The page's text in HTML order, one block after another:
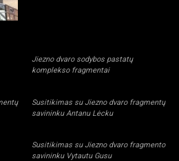
Jiezno dvaro sodybos pastatų
komplekso fragmentai
Susitikimas su Jiezno dvaro fragmentų
savininku Antanu Lėcku
Susitikimas su Jiezno dvaro fragmento
savininku Vytautu Gusu